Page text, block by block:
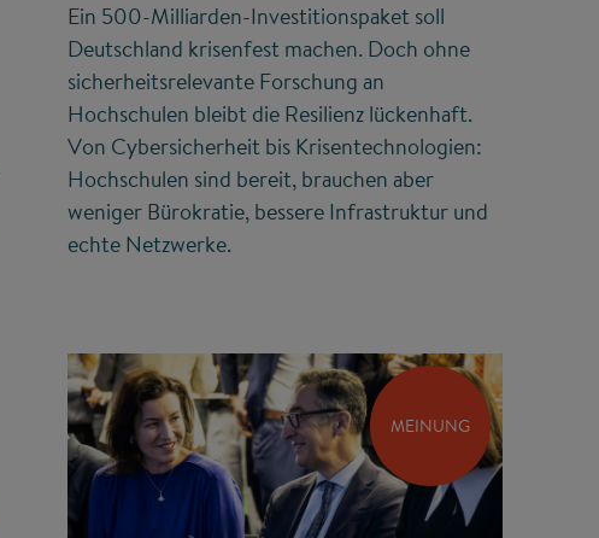
Ein 500-Milliarden-Investitionspaket soll
Deutschland krisenfest machen. Doch ohne
sicherheitsrelevante Forschung an
Hochschulen bleibt die Resilienz lückenhaft.
Von Cybersicherheit bis Krisentechnologien:
Hochschulen sind bereit, brauchen aber
weniger Bürokratie, bessere Infrastruktur und
echte Netzwerke.
MEINUNG